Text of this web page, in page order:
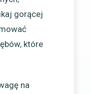
gorącej
które
na